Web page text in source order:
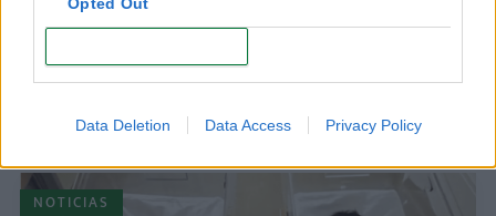
Data Deletion Data Access Privacy Policy
1 de cada 4 personas podría tener pérdida
en bebés y niños
LEER
NOTICIAS